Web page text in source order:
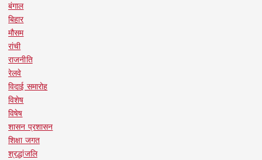
बंगाल
बिहार
मौसम
रांची
राजनीति
रेलवे
विदाई समारोह
विशेष
विषेष
शासन प्रशासन
शिक्षा जगत
श्रद्धांजलि